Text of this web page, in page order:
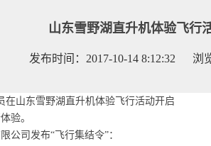
山东雪野湖直升机体验飞行
发布时间：2017-10-14 8:12:32 浏
在山东雪野湖直升机体验飞行活动开启
验。
公司发布“飞行集结令”：